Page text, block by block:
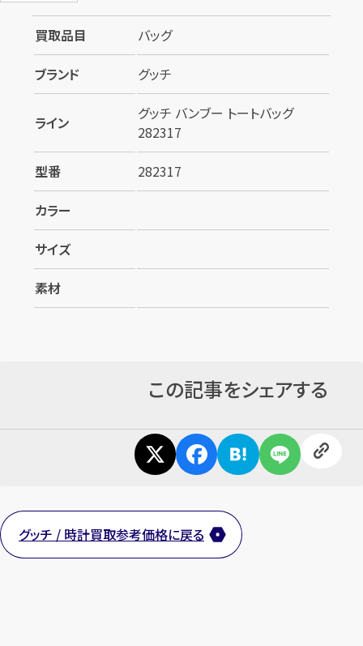
買取品目
バッグ
ブランド
グッチ
ライン
グッチ バンブー トートバッグ
282317
型番
282317
カラー
サイズ
素材
この記事をシェアする
グッチ / 時計買取参考価格に戻る